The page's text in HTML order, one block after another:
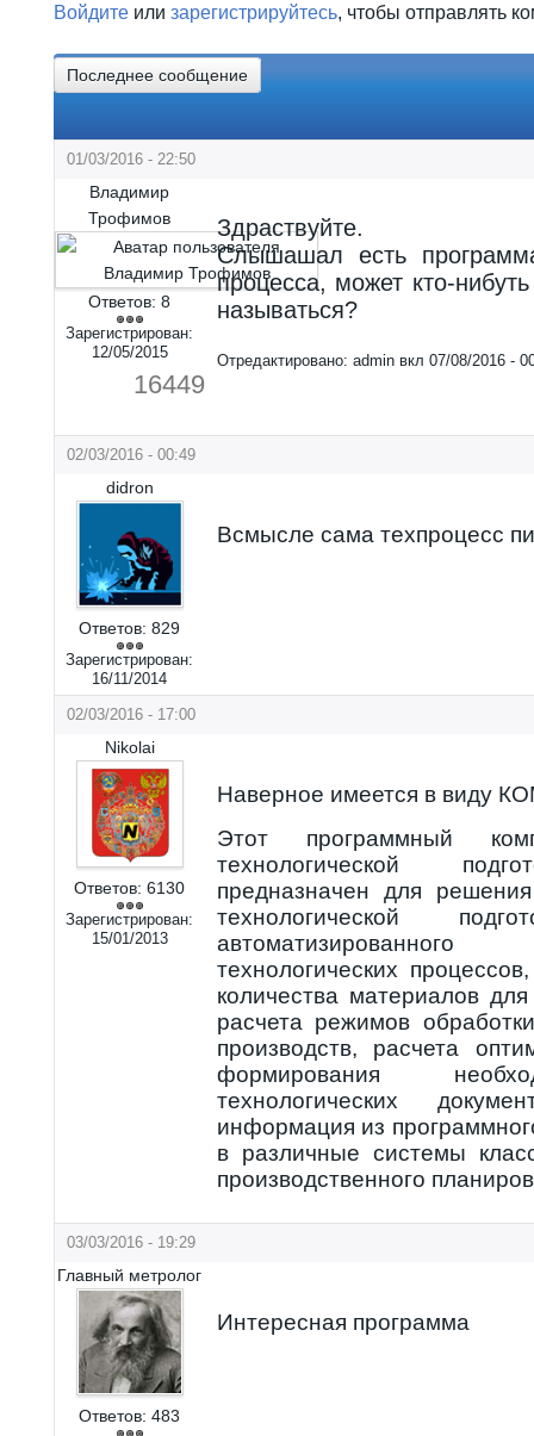
Войдите или зарегистрируйтесь, чтобы отправлять
Последнее сообщение
01/03/2016 - 22:50
Владимир
Трофимов
Ответов: 8
Зарегистрирован:
12/05/2015
Здраствуйте.
Слышашал есть
процесса, может кто-
называться?
Отредактировано: adminвкл 07/08/2016 -
16449
02/03/2016 - 00:49
didron
Ответов: 829
Зарегистрирован:
16/11/2014
Всмысле сама техпроцесс
02/03/2016 - 17:00
Nikolai
Ответов: 6130
Зарегистрирован:
15/01/2013
Наверное имеется в виду
Этот программный
технологической
предназначен для
технологической
технологических
количества материалов
расчета режимов
производств, расчета
формирования
технологических
информация из
в различные системы
производственного
03/03/2016 - 19:29
Главный метролог
Ответов: 483
Интересная программа